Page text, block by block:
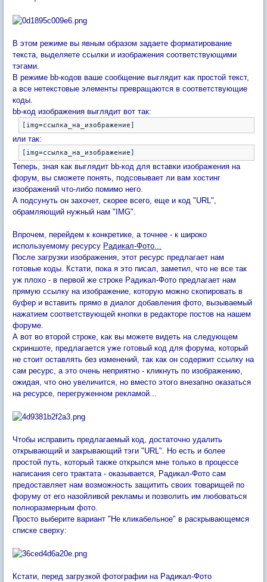
В этом режиме вы явным образом задаете форматирование
текста, выделяете ссылки и изображения соответствующими
тэгами.
В режиме bb-кодов ваше сообщение выглядит как простой текст,
а все нетекстовые элементы превращаются в соответствующие
коды.
bb-код изображения выглядит вот так:
или так:
Теперь, зная как выглядит bb-код для вставки изображения на
форум, вы сможете понять, подсовывает ли вам хостинг
изображений что-либо помимо него.
А подсунуть он захочет, скорее всего, еще и код "URL",
обрамляющий нужный нам "IMG".
Впрочем, перейдем к конкретике, а точнее - к широко
используемому ресурсу Радикал-Фото...
После загрузки изображения, этот ресурс предлагает нам
готовые коды. Кстати, пока я это писал, заметил, что не все так
уж плохо - в первой же строке Радикал-Фото предлагает нам
прямую ссылку на изображение, которую можно скопировать в
буфер и вставить прямо в диалог добавления фото, вызываемый
нажатием соответствующей кнопки в редакторе постов на нашем
форуме.
А вот во второй строке, как вы можете видеть на следующем
скриншоте, предлагается уже готовый код для форума, который
не стоит оставлять без изменений, так как он содержит ссылку на
сам ресурс, а это очень неприятно - кликнуть по изображению,
ожидая, что оно увеличится, но вместо этого внезапно оказаться
на ресурсе, перегруженном рекламой...
Чтобы исправить предлагаемый код, достаточно удалить
открывающий и закрывающий тэги "URL". Но есть и более
простой путь, который также открылся мне только в процессе
написания сего трактата - оказывается, Радикал-Фото сам
предоставляет нам возможность защитить своих товарищей по
форуму от его назойливой рекламы и позволить им любоваться
полноразмерным фото.
Просто выберите вариант "Не кликабельное" в раскрывающемся
списке сверху:
Кстати, перед загрузкой фотографии на Радикал-Фото